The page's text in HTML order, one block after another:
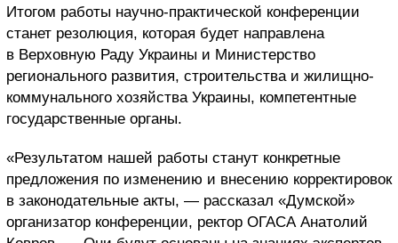
Итогом работы научно-практической конференции
станет резолюция, которая будет направлена
в Верховную Раду Украины и Министерство
регионального развития, строительства и жилищно-
коммунального хозяйства Украины, компетентные
государственные органы.
«Результатом нашей работы станут конкретные
предложения по изменению и внесению корректировок
в законодательные акты, — рассказал «Думской»
организатор конференции, ректор ОГАСА Анатолий